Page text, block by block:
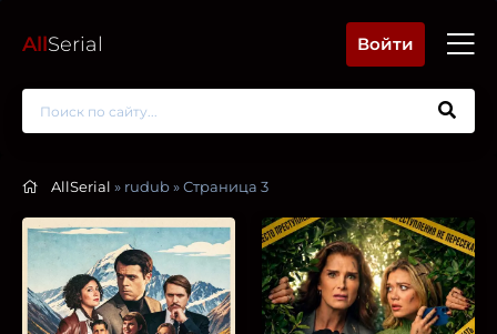
AllSerial Войти
AllSerial » rudub » Страница 3